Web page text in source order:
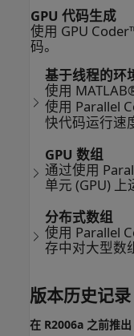
GPU 代码生成
使用 GPU
码。
基于线程的环
使用
使用 Parallel
快代码运行速
GPU 数组
通过使用
单元 (GPU) 上
分布式数组
使用 Parallel
存中对大型数
版本历史记录
在 R2006a 之前推出